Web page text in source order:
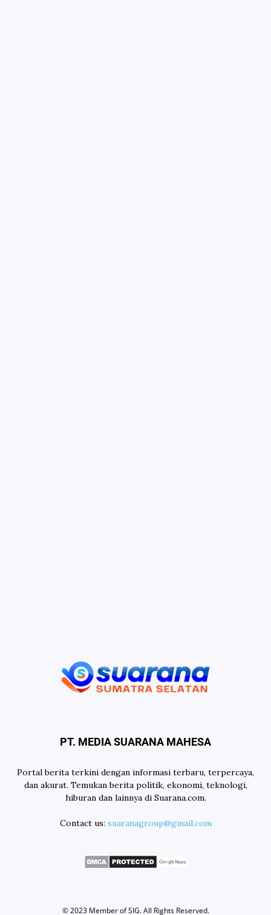
PT. MEDIA SUARANA MAHESA
Portal berita terkini dengan informasi terbaru, terpercaya,
dan akurat. Temukan berita politik, ekonomi, teknologi,
hiburan dan lainnya di Suarana.com.
Contact us: suaranagroup@gmail.com
© 2023 Member ofSIG. All Rights Reserved.